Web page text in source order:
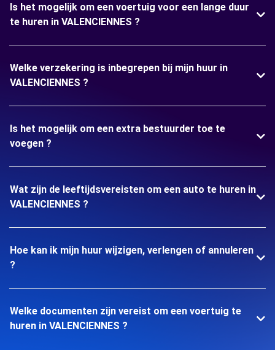
Is het mogelijk om een voertuig voor een lange duur
te huren in VALENCIENNES ?
Welke verzekering is inbegrepen bij mijn huur in
VALENCIENNES ?
Is het mogelijk om een extra bestuurder toe te
voegen ?
Wat zijn de leeftijdsvereisten om een auto te huren in
VALENCIENNES ?
Hoe kan ik mijn huur wijzigen, verlengen of annuleren
?
Welke documenten zijn vereist om een voertuig te
huren in VALENCIENNES ?